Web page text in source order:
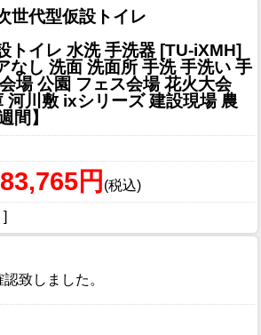
世代型仮設トイレ
トイレ 水洗 手洗器 [TU-iXMH]
し 洗面 洗面所 手洗 手洗い 手
場 公園 フェス会場 花火大会
河川敷 ixシリーズ 建設現場 農
間】
円 (税込)
しました。